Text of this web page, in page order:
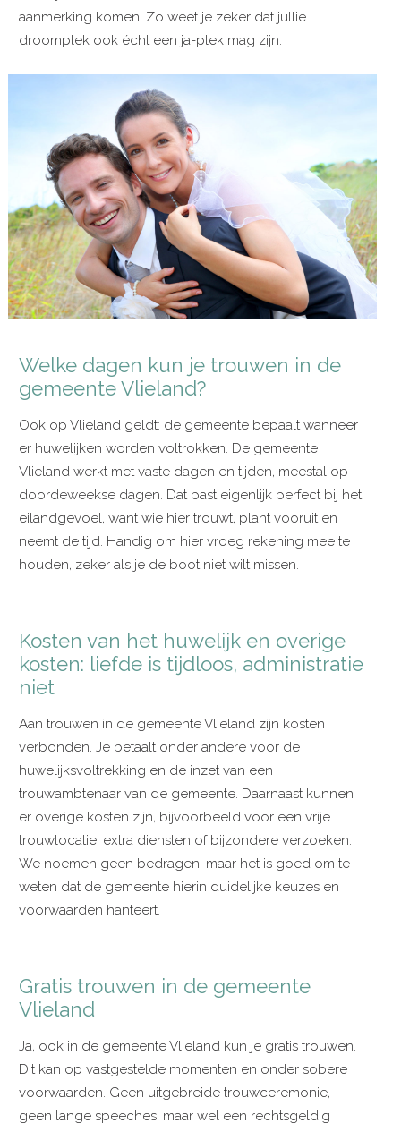
aanmerking komen. Zo weet je zeker dat jullie
droomplek ook écht een ja-plek mag zijn.
Welke dagen kun je trouwen in de
gemeente Vlieland?
Ook op Vlieland geldt: de gemeente bepaalt wanneer
er huwelijken worden voltrokken. De gemeente
Vlieland werkt met vaste dagen en tijden, meestal op
doordeweekse dagen. Dat past eigenlijk perfect bij het
eilandgevoel, want wie hier trouwt, plant vooruit en
neemt de tijd. Handig om hier vroeg rekening mee te
houden, zeker als je de boot niet wilt missen.
Kosten van het huwelijk en overige
kosten: liefde is tijdloos, administratie
niet
Aan trouwen in de gemeente Vlieland zijn kosten
verbonden. Je betaalt onder andere voor de
huwelijksvoltrekking en de inzet van een
trouwambtenaar van de gemeente. Daarnaast kunnen
er overige kosten zijn, bijvoorbeeld voor een vrije
trouwlocatie, extra diensten of bijzondere verzoeken.
We noemen geen bedragen, maar het is goed om te
weten dat de gemeente hierin duidelijke keuzes en
voorwaarden hanteert.
Gratis trouwen in de gemeente
Vlieland
Ja, ook in de gemeente Vlieland kun je gratis trouwen.
Dit kan op vastgestelde momenten en onder sobere
voorwaarden. Geen uitgebreide trouwceremonie,
geen lange speeches, maar wel een rechtsgeldig